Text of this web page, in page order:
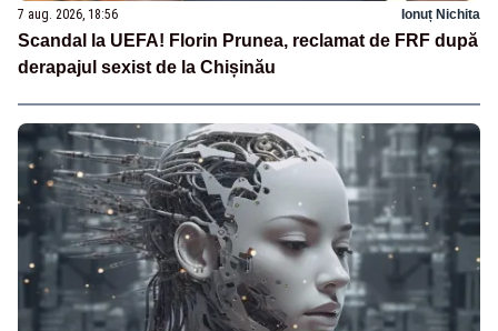
7 aug. 2026, 18:56 Ionuț Nichita
Scandal la UEFA! Florin Prunea, reclamat de FRF după
derapajul sexist de la Chișinău